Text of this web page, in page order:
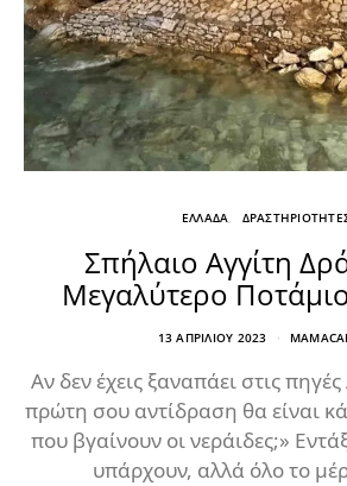
ΕΛΛΑΔΑ
Σπήλαιο Αγγίτη
Μεγαλύτερο
13 ΑΠΡΙΛΊΟΥ 2023
Αν δεν έχεις ξαναπάει στις
πρώτη σου αντίδραση θα είναι
που βγαίνουν οι νεράιδες;»
υπάρχουν, αλλά όλο το